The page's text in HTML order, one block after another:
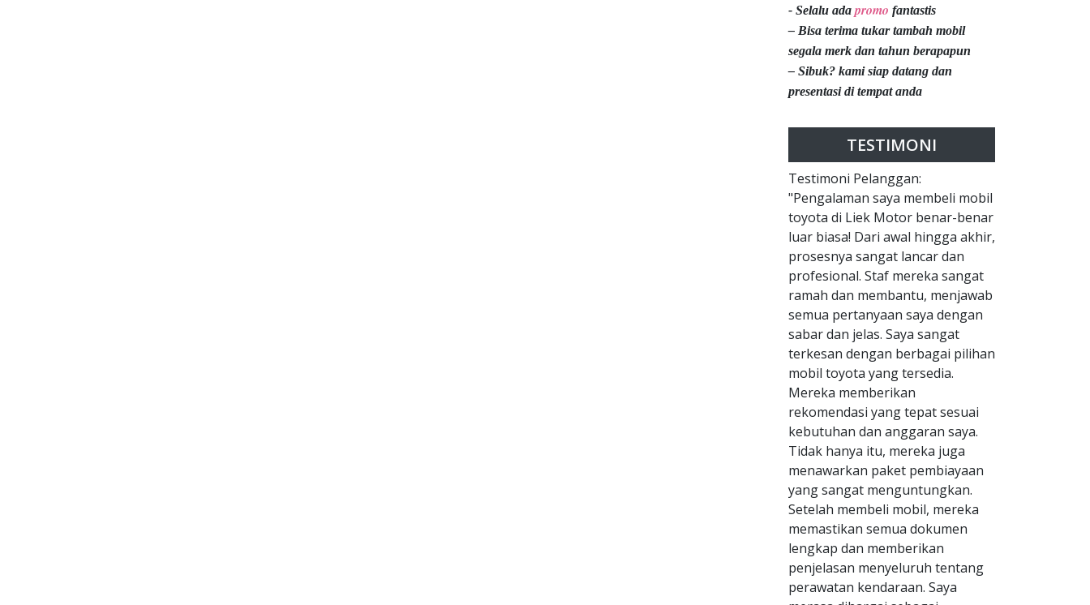
- Selalu ada promo fantastis
– Bisa terima tukar tambah mobil
segala merk dan tahun berapapun
– Sibuk? kami siap datang dan
presentasi di tempat anda
TESTIMONI
Testimoni Pelanggan:
"Pengalaman saya membeli mobil
toyota di Liek Motor benar-benar
luar biasa! Dari awal hingga akhir,
prosesnya sangat lancar dan
profesional. Staf mereka sangat
ramah dan membantu, menjawab
semua pertanyaan saya dengan
sabar dan jelas. Saya sangat
terkesan dengan berbagai pilihan
mobil toyota yang tersedia.
Mereka memberikan
rekomendasi yang tepat sesuai
kebutuhan dan anggaran saya.
Tidak hanya itu, mereka juga
menawarkan paket pembiayaan
yang sangat menguntungkan.
Setelah membeli mobil, mereka
memastikan semua dokumen
lengkap dan memberikan
penjelasan menyeluruh tentang
perawatan kendaraan. Saya